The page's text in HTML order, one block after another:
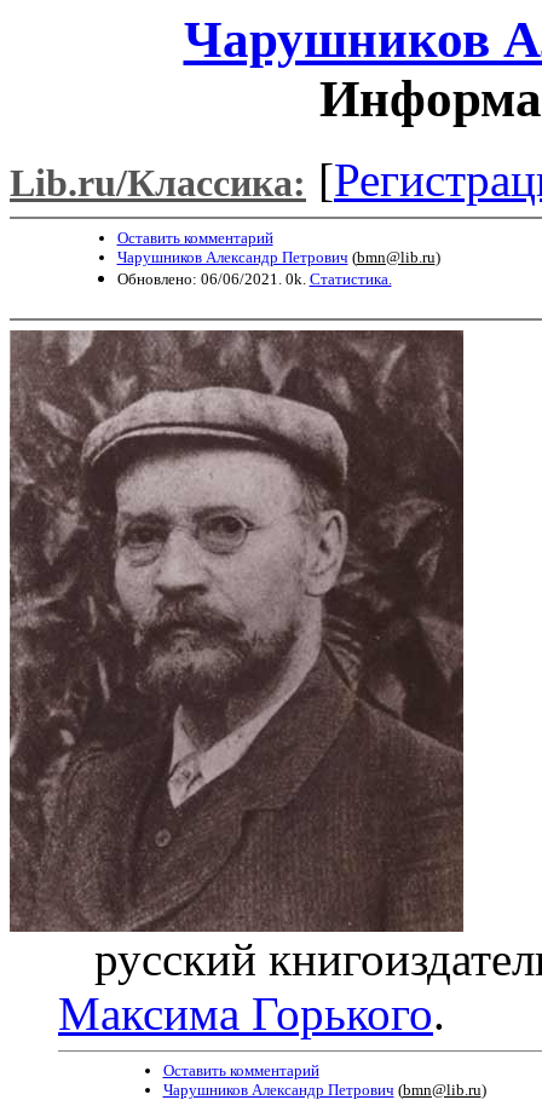
Чарушников
Lib.ru/Классика: [
Оставить комментарий
Чарушников Александр Петрович (bmn@lib.ru)
Обновлено: 06/06/2021. 0k. Статистика.
русский
Максима Горького.
Оставить комментарий
Чарушников Александр Петрович (bmn@lib.ru)